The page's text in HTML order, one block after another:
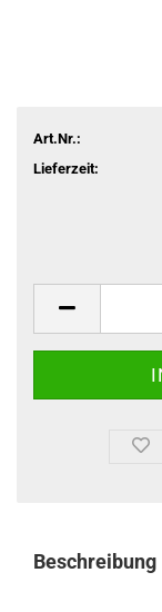
Art.Nr.:
Lieferzeit:
Beschreibung